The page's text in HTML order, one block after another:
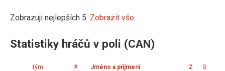
Zobrazuji nejlepších 5. Zobrazit vše.
Statistiky hráčů v poli (CAN)
tým # Jméno a příjmení Z G